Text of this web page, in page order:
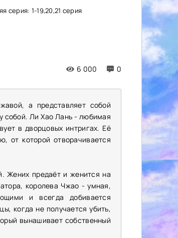
6 000 0
серия: 1-19,20,21 серия
а представляет собой
собой. Ли Хао Лань - любимая
в дворцовых интригах. Её
от которой отворачивается
Жених предаёт и женится на
королева Чжао - умная,
и всегда добивается
когда не получается убить,
вынашивает собственный